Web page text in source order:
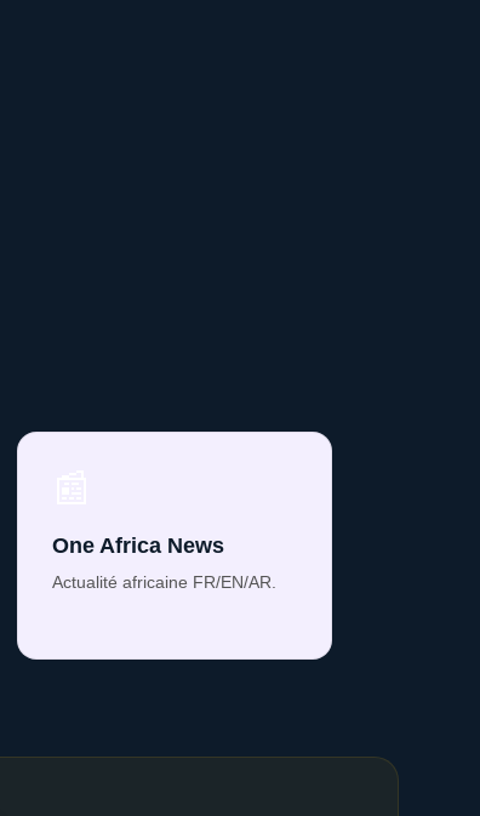
One Africa News
Actualité africaine FR/EN/AR.